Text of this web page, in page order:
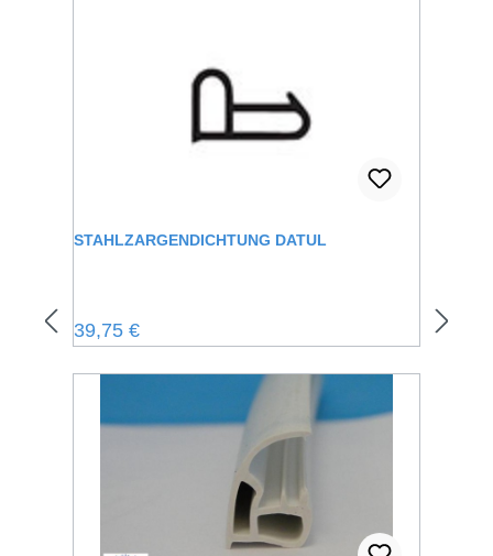
STAHLZARGENDICHTUNG DATUL
Regulärer Preis:
39,75 €